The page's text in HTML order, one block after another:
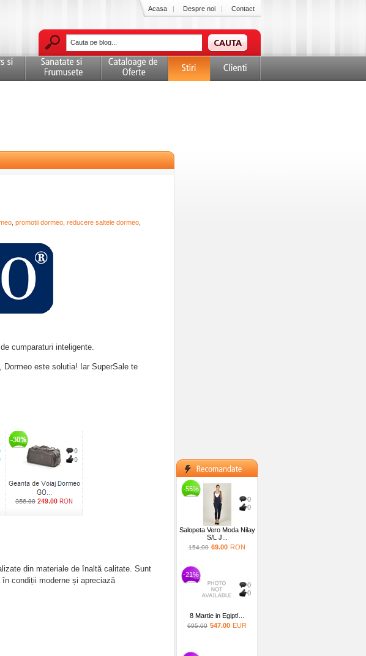
Acasa Despre noi Contact
promotii dormeo reducere saltele dormeo
cumparaturi inteligente.
este solutia! Iar SuperSale te
din materiale de înaltă calitate. Sunt
condiții moderne și apreciază
-55%
0
0
Salopeta Vero Moda Nilay
S/L J...
154.00 69.00 RON
-21%
0
0
8 Martie in Egipt!...
695.00 547.00 EUR